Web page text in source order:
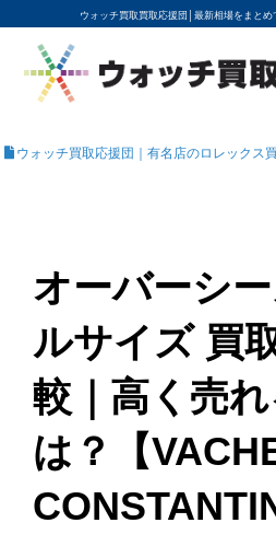
ウォッチ買取買取応援団│ 最新相場をまとめ
YouTubeで動画を公開中
ROLEXモデル名から買取相場を
高級時計ブランド名から買取相
地域から買取店を探す
店舗名から買取店を探す
ブランド時計を高く売る方法
買取査定を依頼する
ウォッチ買取応援団｜有名店のロレックス
オーバーシ
ルサイズ 買
較｜高く売
は？【